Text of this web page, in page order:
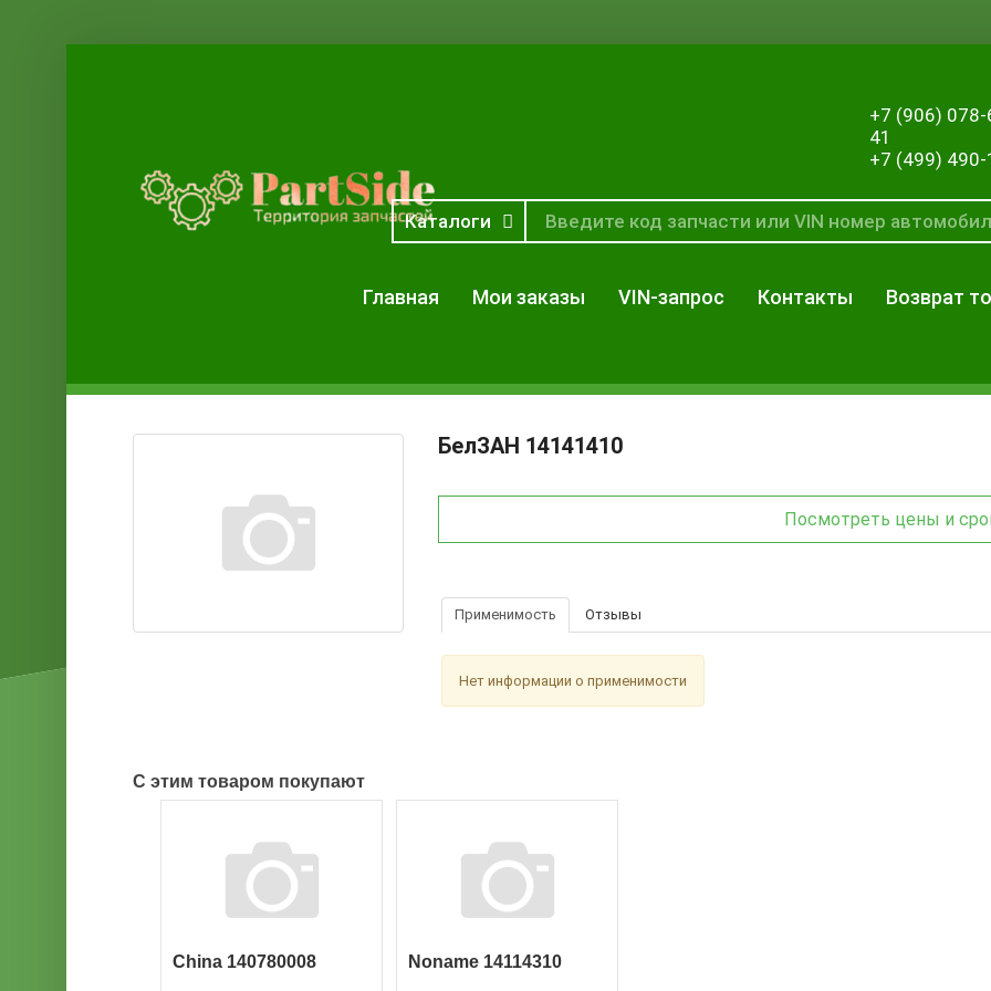
+7 (906)
41
+7 (499)
Каталоги
Главная Мои заказы VIN-запрос Контакты Возврат
БелЗАН 14141410
Посмотреть цены и
Применимость Отзывы
Нет информации о применимости
С этим товаром покупают
China 140780008 Noname 14114310